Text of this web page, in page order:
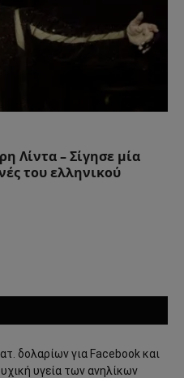
Λίντα – Σίγησε μία
του ελληνικού
δολαρίων για Facebook και
υγεία των ανηλίκων